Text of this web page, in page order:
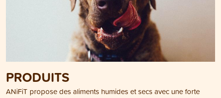
PRODUITS
ANiFiT propose des aliments humides et secs avec une forte